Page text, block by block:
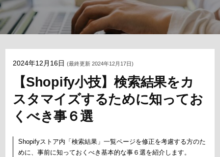
2024年12月16日 (最終更新 2024年12月17日)
【Shopify小技】検索結果をカ
スタマイズするために知ってお
くべき事６選
Shopifyストア内「検索結果」一覧ページを修正を考慮する方のた
めに、事前に知っておくべき基本的な事６選を紹介します。